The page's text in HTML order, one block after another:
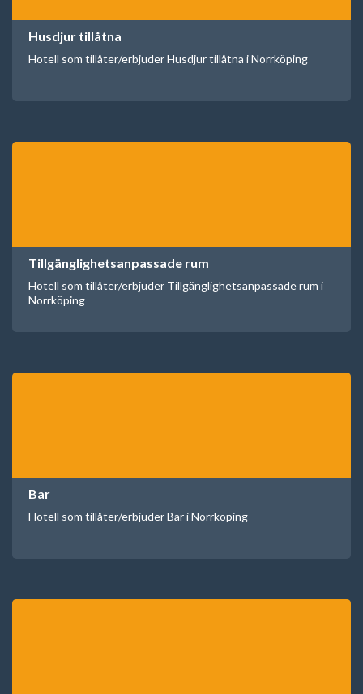
Husdjur tillåtna
Hotell som tillåter/erbjuder Husdjur tillåtna i Norrköping
Tillgänglighetsanpassade rum
Hotell som tillåter/erbjuder Tillgänglighetsanpassade rum i
Norrköping
Bar
Hotell som tillåter/erbjuder Bar i Norrköping